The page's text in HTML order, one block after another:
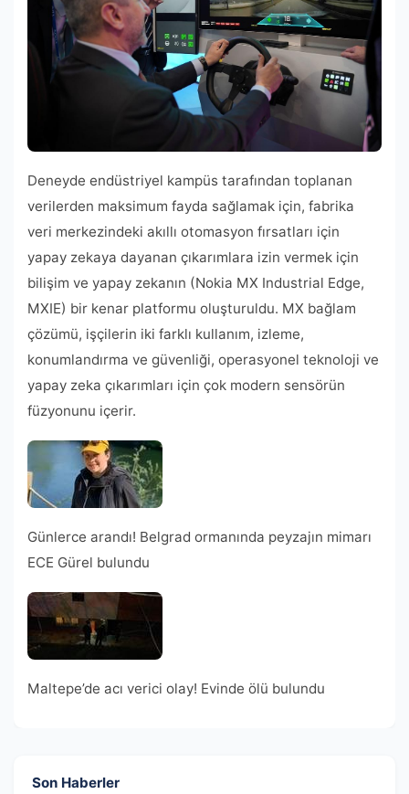
Deneyde endüstriyel kampüs tarafından toplanan
verilerden maksimum fayda sağlamak için, fabrika
veri merkezindeki akıllı otomasyon fırsatları için
yapay zekaya dayanan çıkarımlara izin vermek için
bilişim ve yapay zekanın (Nokia MX Industrial Edge,
MXIE) bir kenar platformu oluşturuldu. MX bağlam
çözümü, işçilerin iki farklı kullanım, izleme,
konumlandırma ve güvenliği, operasyonel teknoloji ve
yapay zeka çıkarımları için çok modern sensörün
füzyonunu içerir.
Günlerce arandı! Belgrad ormanında peyzajın mimarı
ECE Gürel bulundu
Maltepe’de acı verici olay! Evinde ölü bulundu
Son Haberler